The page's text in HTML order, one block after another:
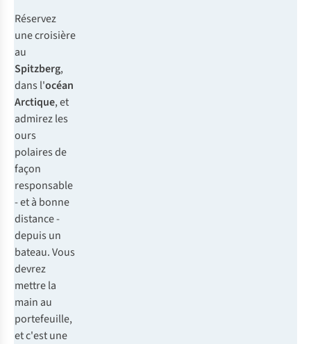
Réservez
une croisière
au
Spitzberg,
dans l'océan
Arctique, et
admirez les
ours
polaires de
façon
responsable
- et à bonne
distance -
depuis un
bateau. Vous
devrez
mettre la
main au
portefeuille,
et c'est une